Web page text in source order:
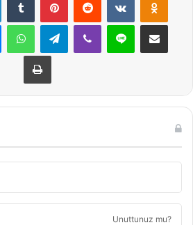
MessengerWhatsAppTelegramViber Line E-Posta ile
Yazdır
Unuttunuz mu?